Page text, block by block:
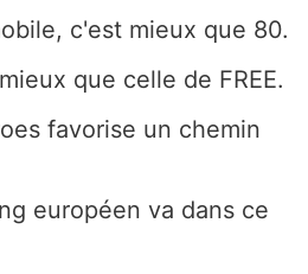
c'est mieux que 80.
que celle de FREE.
favorise un chemin
européen va dans ce